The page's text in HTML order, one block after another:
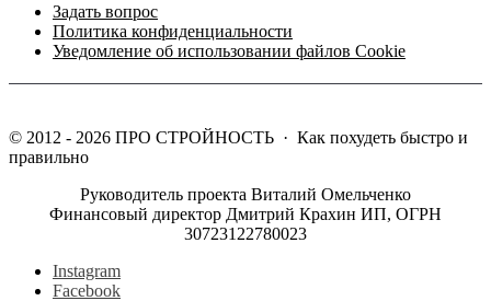
Задать вопрос
Политика конфиденциальности
Уведомление об использовании файлов Cookie
© 2012 - 2026 ПРО СТРОЙНОСТЬ · Как похудеть быстро и
правильно
Руководитель проекта Виталий Омельченко
Финансовый директор Дмитрий Крахин ИП, ОГРН
30723122780023
Instagram
Facebook